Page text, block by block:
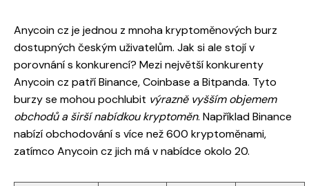
Anycoin cz je jednou z mnoha kryptoměnových burz
dostupných českým uživatelům. Jak si ale stojí v
porovnání s konkurencí? Mezi největší konkurenty
Anycoin cz patří Binance, Coinbase a Bitpanda. Tyto
burzy se mohou pochlubit výrazně vyšším objemem
obchodů a širší nabídkou kryptoměn. Například Binance
nabízí obchodování s více než 600 kryptoměnami,
zatímco Anycoin cz jich má v nabídce okolo 20.